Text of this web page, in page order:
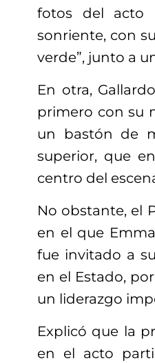
fotos del acto
sonriente, con
verde”, junto a
En otra,
primero con su
un bastón de
superior, que
centro del
No obstante, el
en el que
fue invitado a
en el Estado,
un liderazgo
Explicó que la
en el acto